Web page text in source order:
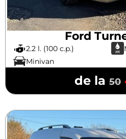
Ford
2.2 l. (100 c.p.)
Minivan
de la 50